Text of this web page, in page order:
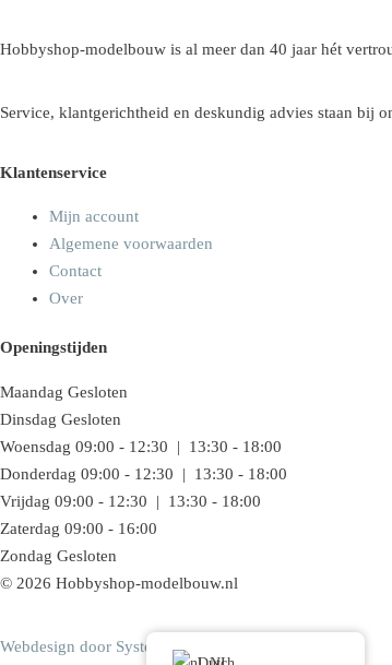
Hobbyshop-modelbouw is al meer dan 40 jaar hét
Service, klantgerichtheid en deskundig advies staan bij
Klantenservice
Mijn account
Algemene voorwaarden
Contact
Over
Openingstijden
Maandag Gesloten
Dinsdag Gesloten
Woensdag 09:00 - 12:30 | 13:30 - 18:00
Donderdag 09:00 - 12:30 | 13:30 - 18:00
Vrijdag 09:00 - 12:30 | 13:30 - 18:00
Zaterdag 09:00 - 16:00
Zondag Gesloten
© 2026 Hobbyshop-modelbouw.nl
Webdesign door Systemedic